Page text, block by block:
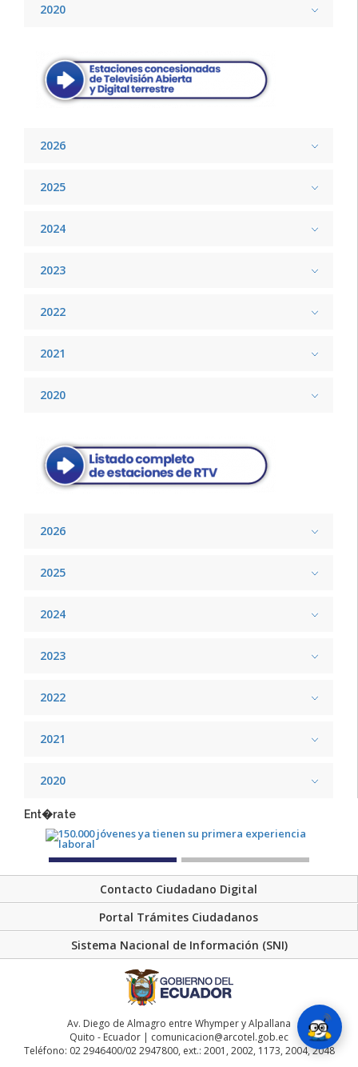
2020
2026
2025
2024
2023
2022
2021
2020
2026
2025
2024
2023
2022
2021
2020
Ent�rate
Contacto Ciudadano Digital
Portal Trámites Ciudadanos
Sistema Nacional de Información (SNI)
Av. Diego de Almagro entre Whymper y Alpallana
Quito - Ecuador | comunicacion@arcotel.gob.ec
Teléfono: 02 2946400/02 2947800, ext.: 2001, 2002, 1173, 2004, 2048